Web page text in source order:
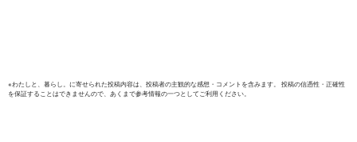
※わたしと、暮らし。 に寄せられた投稿内容は、投稿者の主観的な感想・コメントを含みます。 投稿の信憑性・正確性
を保証することはできませんので、あくまで参考情報の一つとしてご利用ください。